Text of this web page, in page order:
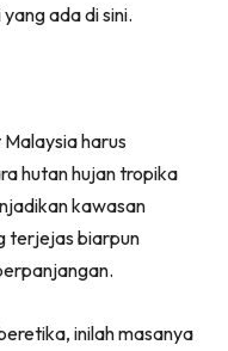
ada di sini.
harus
hutan hujan tropika
kawasan
terjejas biarpun
inilah masanya